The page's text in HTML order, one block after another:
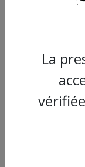
lutter
La